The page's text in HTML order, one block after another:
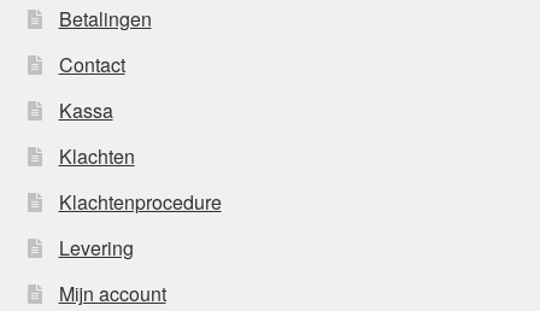
Betalingen
Contact
Kassa
Klachten
Klachtenprocedure
Levering
Mijn account